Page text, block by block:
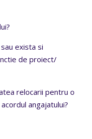
exista si
de proiect/
relocarii pentru o
angajatului?